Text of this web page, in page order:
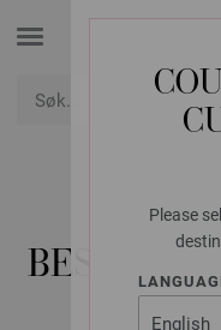
Please